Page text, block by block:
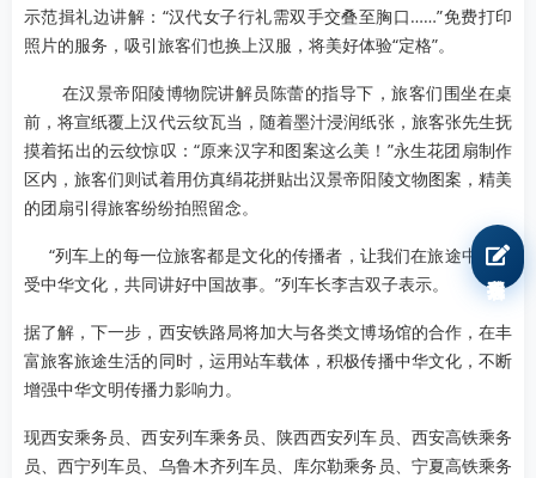
示范揖礼边讲解：“汉代女子行礼需双手交叠至胸口……”免费打印
照片的服务，吸引旅客们也换上汉服，将美好体验“定格”。
在汉景帝阳陵博物院讲解员陈蕾的指导下，旅客们围坐在桌
前，将宣纸覆上汉代云纹瓦当，随着墨汁浸润纸张，旅客张先生抚
摸着拓出的云纹惊叹：“原来汉字和图案这么美！”永生花团扇制作
区内，旅客们则试着用仿真绢花拼贴出汉景帝阳陵文物图案，精美
的团扇引得旅客纷纷拍照留念。
“列车上的每一位旅客都是文化的传播者，让我们在旅途中去感
受中华文化，共同讲好中国故事。”列车长李吉双子表示。
据了解，下一步，西安铁路局将加大与各类文博场馆的合作，在丰
富旅客旅途生活的同时，运用站车载体，积极传播中华文化，不断
增强中华文明传播力影响力。
现西安乘务员、西安列车乘务员、陕西西安列车员、西安高铁乘务
员、西宁列车员、乌鲁木齐列车员、库尔勒乘务员、宁夏高铁乘务
我要报名